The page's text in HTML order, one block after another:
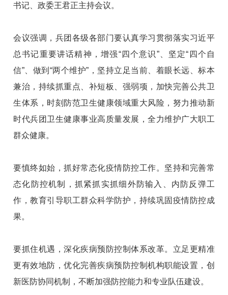
书记、政委王君正主持会议。
会议强调，兵团各级各部门要认真学习贯彻落实习近平
总书记重要讲话精神，增强“四个意识”、坚定“四个自
信”、做到“两个维护”，坚持立足当前、着眼长远、标本
兼治，持续抓重点、补短板、强弱项，加快完善公共卫
生体系，时刻防范卫生健康领域重大风险，努力推动新
时代兵团卫生健康事业高质量发展，全力维护广大职工
群众健康。
要慎终如始，抓好常态化疫情防控工作。坚持和完善常
态化防控机制，抓紧抓实抓细外防输入、内防反弹工
作，教育引导职工群众科学防护，持续巩固疫情防控成
果。
要抓住机遇，深化疾病预防控制体系改革。立足更精准
更有效地防，优化完善疾病预防控制机构职能设置，创
新医防协同机制，不断加强防控能力和专业队伍建设。